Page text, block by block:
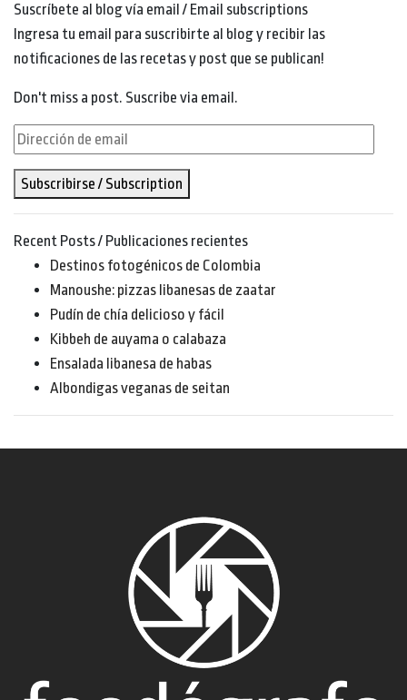
Suscríbete al blog vía email / Email subscriptions
Ingresa tu email para suscribirte al blog y recibir las
notificaciones de las recetas y post que se publican!
Don't miss a post. Suscribe via email.
Dirección
email
Subscribirse / Subscription
Recent Posts / Publicaciones recientes
Destinos fotogénicos de Colombia
Manoushe: pizzas libanesas de zaatar
Pudín de chía delicioso y fácil
Kibbeh de auyama o calabaza
Ensalada libanesa de habas
Albondigas veganas de seitan